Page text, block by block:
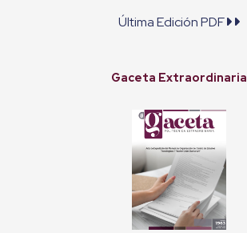
Última Edición PDF
Gaceta Extraordinaria